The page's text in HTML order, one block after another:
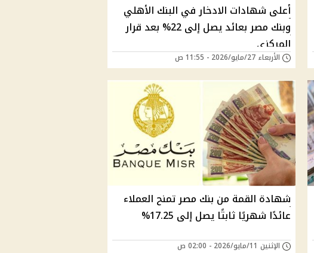
أعلى شهادات الادخار في البنك الأهلي
وبنك مصر بعائد يصل إلى 22% بعد قرار
المركزي
الأربعاء 27/مايو/2026 - 11:55 ص
شهادة القمة من بنك مصر تمنح العملاء
عائدًا شهريًا ثابتًا يصل إلى 17.25%
الإثنين 11/مايو/2026 - 02:00 ص